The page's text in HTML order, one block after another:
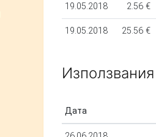
19.05.2018 2.56 €
19.05.2018 25.56 €
Използвания
Дата